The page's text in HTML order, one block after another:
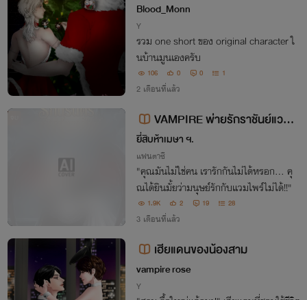
Blood_Monn
Y
รวม one short ของ original character ใ
นบ้านมูนเองครับ
106 0 0 1
2 เดือนที่แล้ว
VAMPIRE พ่ายรักราชันย์แวมไ
พร์ (อ่านฟรีบางตอน)
ยี่สิบห้าเมษา ฯ.
แฟนตาซี
"คุณมันไม่ใช่คน เรารักกันไม่ได้หรอก... คุ
ณได้ยินมั้ยว่ามนุษย์รักกับแวมไพร์ไม่ได้!!"
1.9K 2 19 28
3 เดือนที่แล้ว
เฮียแดนของน้องสาม
vampire rose
Y